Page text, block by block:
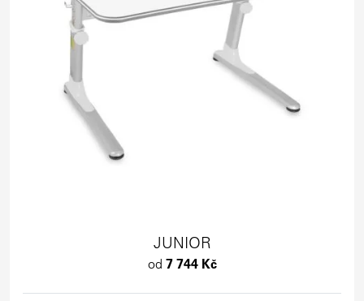
JUNIOR
od 7 744 Kč